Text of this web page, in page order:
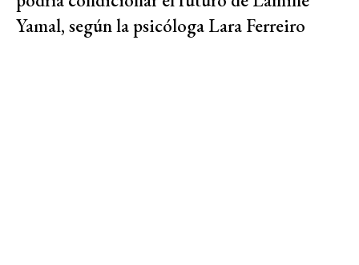
Yamal, según la psicóloga Lara Ferreiro